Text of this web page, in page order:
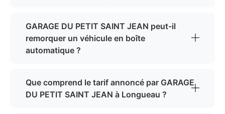
GARAGE DU PETIT SAINT JEAN peut-il
remorquer un véhicule en boîte
automatique ?
Que comprend le tarif annoncé par GARAGE
DU PETIT SAINT JEAN à Longueau ?